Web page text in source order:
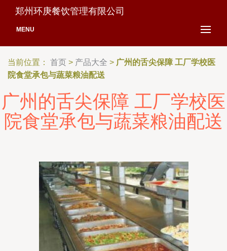
郑州环庚餐饮管理有限公司
MENU
当前位置： 首页 > 产品大全 > 广州的舌尖保障 工厂学校医
院食堂承包与蔬菜粮油配送
广州的舌尖保障 工厂学校医
院食堂承包与蔬菜粮油配送